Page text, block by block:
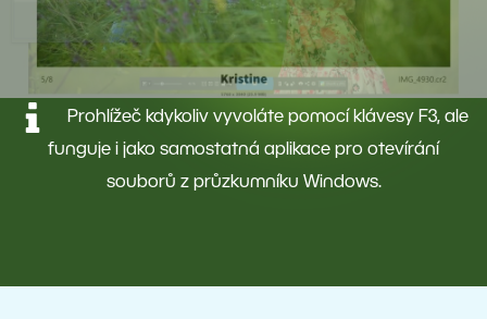
Prohlížeč kdykoliv vyvoláte pomocí klávesy F3, ale
funguje i jako samostatná aplikace pro otevírání
souborů z průzkumníku Windows.